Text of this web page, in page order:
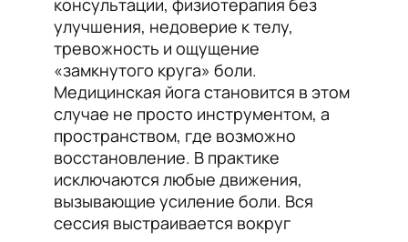
консультации, физиотерапия без
улучшения, недоверие к телу,
тревожность и ощущение
«замкнутого круга» боли.
Медицинская йога становится в этом
случае не просто инструментом, а
пространством, где возможно
восстановление. В практике
исключаются любые движения,
вызывающие усиление боли. Вся
сессия выстраивается вокруг